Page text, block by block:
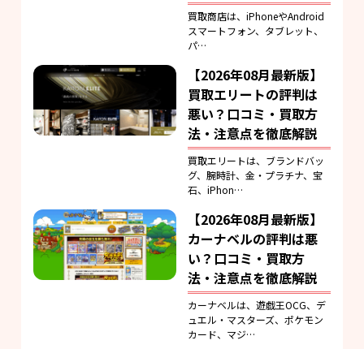
買取商店は、iPhoneやAndroid
スマートフォン、タブレット、
パ…
【2026年08月最新版】
買取エリートの評判は
悪い？口コミ・買取方
法・注意点を徹底解説
買取エリートは、ブランドバッ
グ、腕時計、金・プラチナ、宝
石、iPhon…
【2026年08月最新版】
カーナベルの評判は悪
い？口コミ・買取方
法・注意点を徹底解説
カーナベルは、遊戯王OCG、デ
ュエル・マスターズ、ポケモン
カード、マジ…